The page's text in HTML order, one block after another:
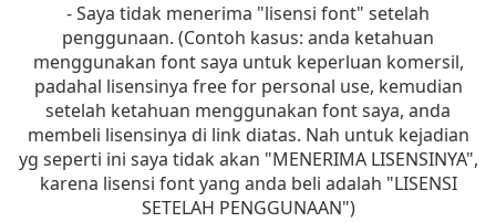
- Saya tidak menerima "lisensi font" setelah
penggunaan. (Contoh kasus: anda ketahuan
menggunakan font saya untuk keperluan komersil,
padahal lisensinya free for personal use, kemudian
setelah ketahuan menggunakan font saya, anda
membeli lisensinya di link diatas. Nah untuk kejadian
yg seperti ini saya tidak akan "MENERIMA LISENSINYA",
karena lisensi font yang anda beli adalah "LISENSI
SETELAH PENGGUNAAN")